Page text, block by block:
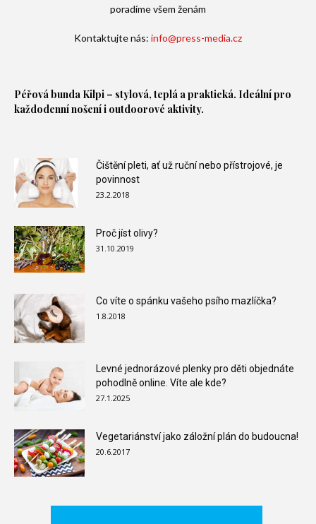
poradíme všem ženám
Kontaktujte nás: info@press-media.cz
Péřová bunda Kilpi – stylová, teplá a praktická. Ideální pro
každodenní nošení i outdoorové aktivity.
Čištění pleti, ať už ruční nebo přístrojové, je
povinnost
23.2.2018
Proč jíst olivy?
31.10.2019
Co víte o spánku vašeho psího mazlíčka?
1.8.2018
Levné jednorázové plenky pro děti objednáte
pohodlně online. Víte ale kde?
27.1.2025
Vegetariánství jako záložní plán do budoucna!
20.6.2017